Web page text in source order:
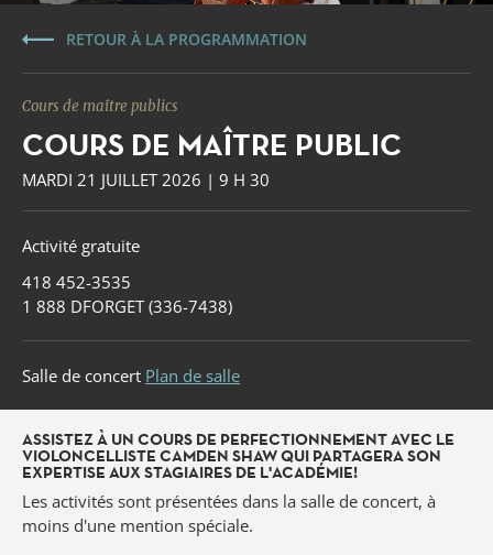
Forget
RETOUR À LA PROGRAMMATION
Cours de maître publics
COURS DE MAÎTRE PUBLIC
MARDI 21 JUILLET 2026 | 9 H 30
Activité gratuite
418 452-3535
1 888 DFORGET (336-7438)
Salle de concert Plan de salle
ASSISTEZ À UN COURS DE PERFECTIONNEMENT AVEC LE
VIOLONCELLISTE CAMDEN SHAW QUI PARTAGERA SON
EXPERTISE AUX STAGIAIRES DE L'ACADÉMIE!
Les activités sont présentées dans la salle de concert, à
moins d'une mention spéciale.